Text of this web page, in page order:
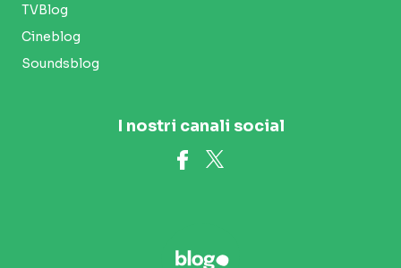
TVBlog
Cineblog
Soundsblog
I nostri canali social